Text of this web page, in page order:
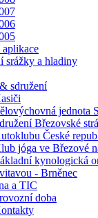
srážky a hladiny
sdružení
jednota
Březovské
České
jóga ve Březové
kynologická
- Brněnec
a TIC
doba